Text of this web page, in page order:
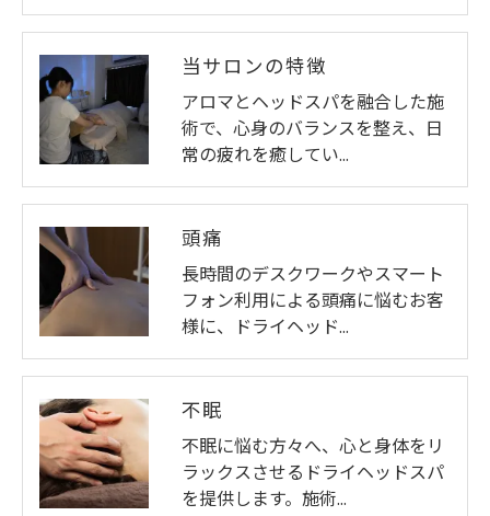
当サロンの特徴
アロマとヘッドスパを融合した施
術で、心身のバランスを整え、日
常の疲れを癒してい…
頭痛
長時間のデスクワークやスマート
フォン利用による頭痛に悩むお客
様に、ドライヘッド…
不眠
不眠に悩む方々へ、心と身体をリ
ラックスさせるドライヘッドスパ
を提供します。施術…